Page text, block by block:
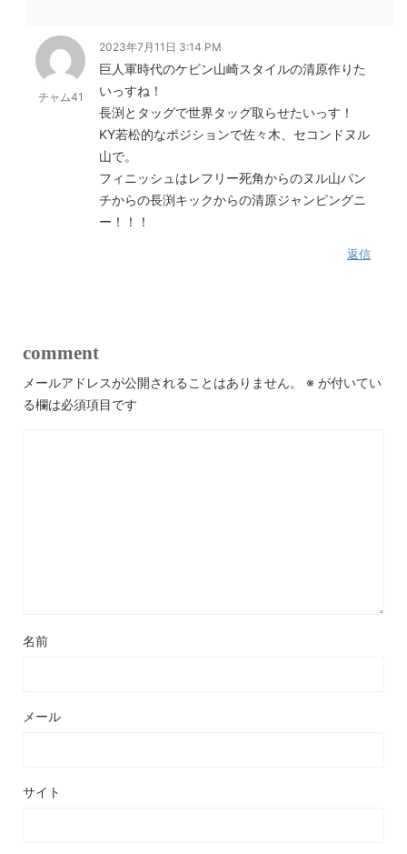
チャム41
2023年7月11日 3:14 PM
巨人軍時代のケビン山崎スタイルの清原作りた
いっすね！
長渕とタッグで世界タッグ取らせたいっす！
KY若松的なポジションで佐々木、セコンドヌル
山で。
フィニッシュはレフリー死角からのヌル山パン
チからの長渕キックからの清原ジャンピングニ
ー！！！
返信
comment
メールアドレスが公開されることはありません。 ※ が付いてい
る欄は必須項目です
名前
メール
サイト